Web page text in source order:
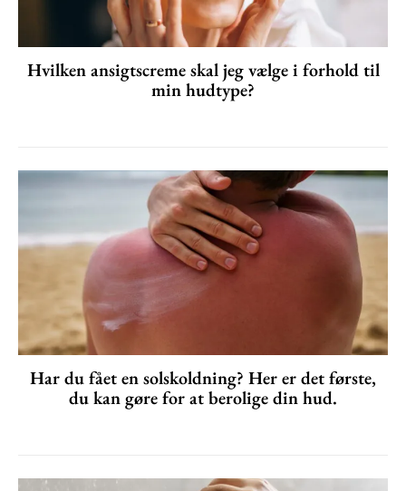
Hvilken ansigtscreme skal jeg vælge i forhold til
min hudtype?
Har du fået en solskoldning? Her er det første,
du kan gøre for at berolige din hud.